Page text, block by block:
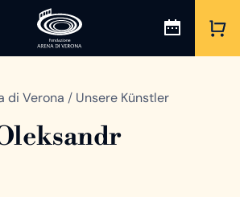
di Verona / Unsere Künstler